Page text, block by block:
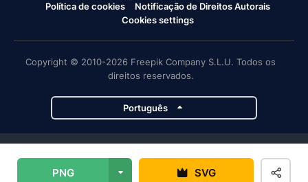
PNG SVG
Política de cookies
Notificação de Direitos Autorais
Cookies settings
Copyright © 2010-2026 Freepik Company S.L.U. Todos os
direitos reservados.
Português